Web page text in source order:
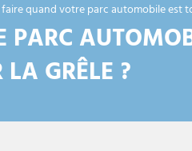
quand votre parc automobile est
LA GRÊLE ?